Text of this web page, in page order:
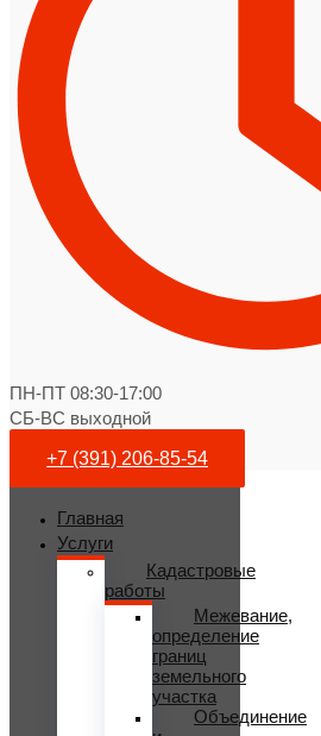
ПН-ПТ 08:30-17:00
СБ-ВС выходной
+7 (391) 206-85-54
Главная
Услуги
Кадастровые
работы
Межевание,
определение
границ
земельного
участка
Объединение